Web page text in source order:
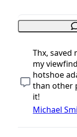
Thx,
my
hotshoe
than other
it!
Michael